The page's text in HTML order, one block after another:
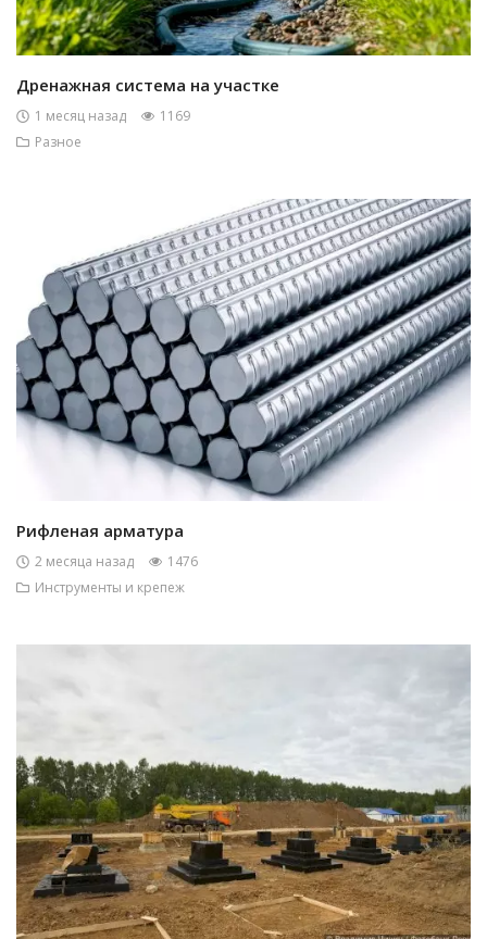
Дренажная система на участке
1 месяц назад
1169
Разное
Рифленая арматура
2 месяца назад
1476
Инструменты и крепеж